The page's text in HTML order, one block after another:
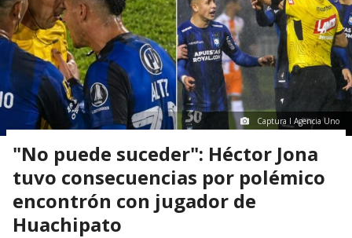
Captura I Agencia Uno
"No puede suceder": Héctor Jona
tuvo consecuencias por polémico
encontrón con jugador de
Huachipato